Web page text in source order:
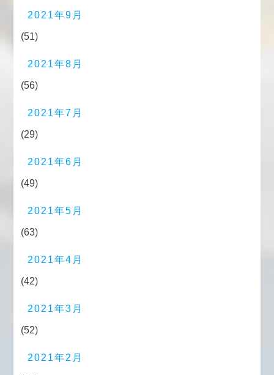
2021年9月
(51)
2021年8月
(56)
2021年7月
(29)
2021年6月
(49)
2021年5月
(63)
2021年4月
(42)
2021年3月
(52)
2021年2月